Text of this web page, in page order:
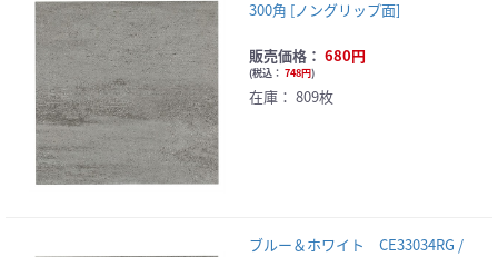
300角 [ノングリップ面]
販売価格： 680円
(税込： 748円)
在庫： 809枚
ブルー＆ホワイト CE33034RG /